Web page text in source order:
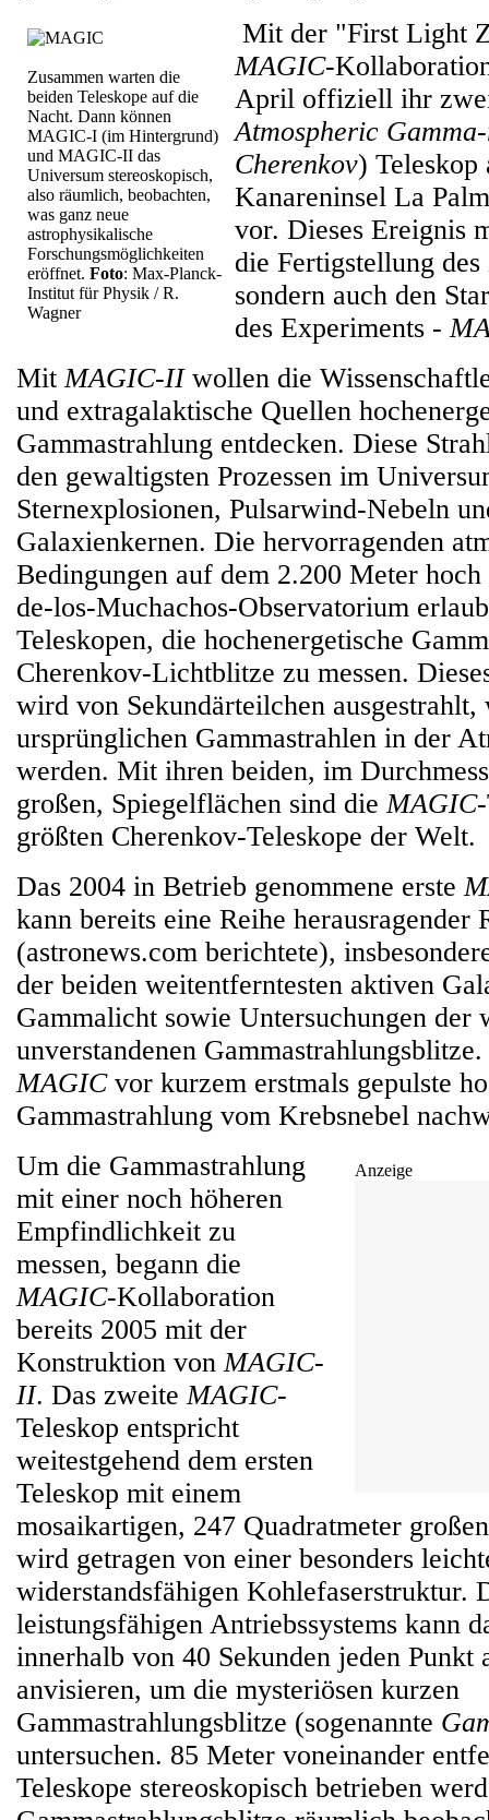
Zusammen warten die
beiden Teleskope auf die
Nacht. Dann können
MAGIC-I (im Hintergrund)
und MAGIC-II das
Universum stereoskopisch,
also räumlich, beobachten,
was ganz neue
astrophysikalische
Forschungsmöglichkeiten
eröffnet. Foto: Max-Planck-
Institut für Physik / R.
Wagner
Mit der "First Light
MAGIC-
April offiziell ihr
Atmospheric
Cherenkov) Teleskop
Kanareninsel La
vor. Dieses Ereignis
die Fertigstellung
sondern auch den
des Experiments -
MitMAGIC-II wollen die
und extragalaktische Quellen
Gammastrahlung entdecken. Diese
den gewaltigsten Prozessen im
Sternexplosionen, Pulsarwind-Nebeln
Galaxienkernen. Die hervorragenden
Bedingungen auf dem 2.200 Meter hoch
de-los-Muchachos-Observatorium
Teleskopen, die hochenergetische
Cherenkov-Lichtblitze zu messen.
wird von Sekundärteilchen
ursprünglichen Gammastrahlen in der
werden. Mit ihren beiden, im
großen, Spiegelflächen sind dieMAGIC
größten Cherenkov-Teleskope der Welt.
Das 2004 in Betrieb genommene erste
kann bereits eine Reihe herausragender
(astronews.com berichtete),
der beiden weitentferntesten aktiven
Gammalicht sowie Untersuchungen der
unverstandenen
MAGICvor kurzem erstmals gepulste
Gammastrahlung vom Krebsnebel
Anzeige
Um die Gammastrahlung
mit einer noch höheren
Empfindlichkeit zu
messen, begann die
MAGIC-Kollaboration
bereits 2005 mit der
Konstruktion vonMAGIC-
II. Das zweiteMAGIC-
Teleskop entspricht
weitestgehend dem ersten
Teleskop mit einem
mosaikartigen, 247 Quadratmeter
wird getragen von einer besonders
widerstandsfähigen Kohlefaserstruktur.
leistungsfähigen Antriebssystems kann
innerhalb von 40 Sekunden jeden Punkt
anvisieren, um die mysteriösen kurzen
Gammastrahlungsblitze (sogenannte
untersuchen. 85 Meter voneinander
Teleskope stereoskopisch betrieben